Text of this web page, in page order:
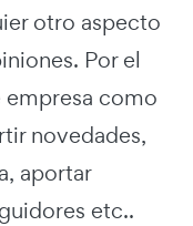
otro aspecto
Por el
como
novedades,
aportar
etc..